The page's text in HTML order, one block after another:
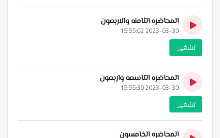
المحاضره الثامنه والاربعون
2023-03-30 15:55:02
تشغيل
المحاضره التاسعه واربعون
2023-03-30 15:55:30
تشغيل
المحاضره الخامسون